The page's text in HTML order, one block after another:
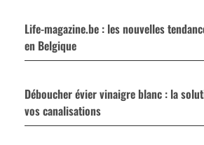
Life-magazine.be : les nouvelles
en Belgique
Déboucher évier vinaigre blanc : la
vos canalisations